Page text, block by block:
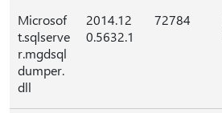
Microsof
t.sqlserve
r.mgdsql
dumper.
dll
2014.12
0.5632.1
72784